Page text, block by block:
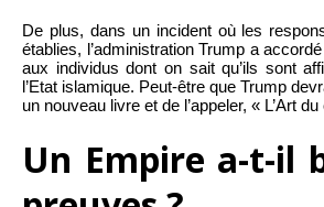
De plus, dans un incident où les
établies, l’administration Trump a
aux individus dont on sait qu’ils sont
l’Etat islamique. Peut-être que Trump
un nouveau livre et de l’appeler, « L’Art
Un Empire a-t-il